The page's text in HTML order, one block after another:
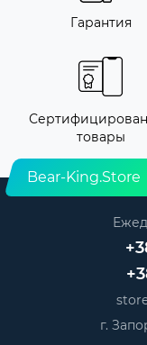
Гарантия
товары
Bear-King.Store
г.